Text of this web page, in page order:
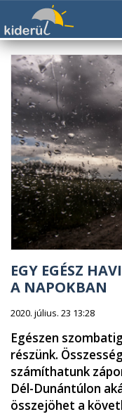
EGY EGÉSZ
A NAPOKBAN
2020. július. 23 13:28
Egészen
részünk.
számíthatunk
Dél-Dunántúlon
összejöhet a